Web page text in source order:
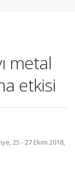
metal
etkisi
25 - 27 Ekim 2018,